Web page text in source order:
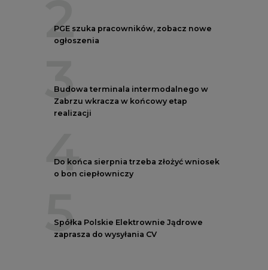
2
PGE szuka pracowników, zobacz nowe
ogłoszenia
3
Budowa terminala intermodalnego w
Zabrzu wkracza w końcowy etap
realizacji
4
Do końca sierpnia trzeba złożyć wniosek
o bon ciepłowniczy
5
Spółka Polskie Elektrownie Jądrowe
zaprasza do wysyłania CV